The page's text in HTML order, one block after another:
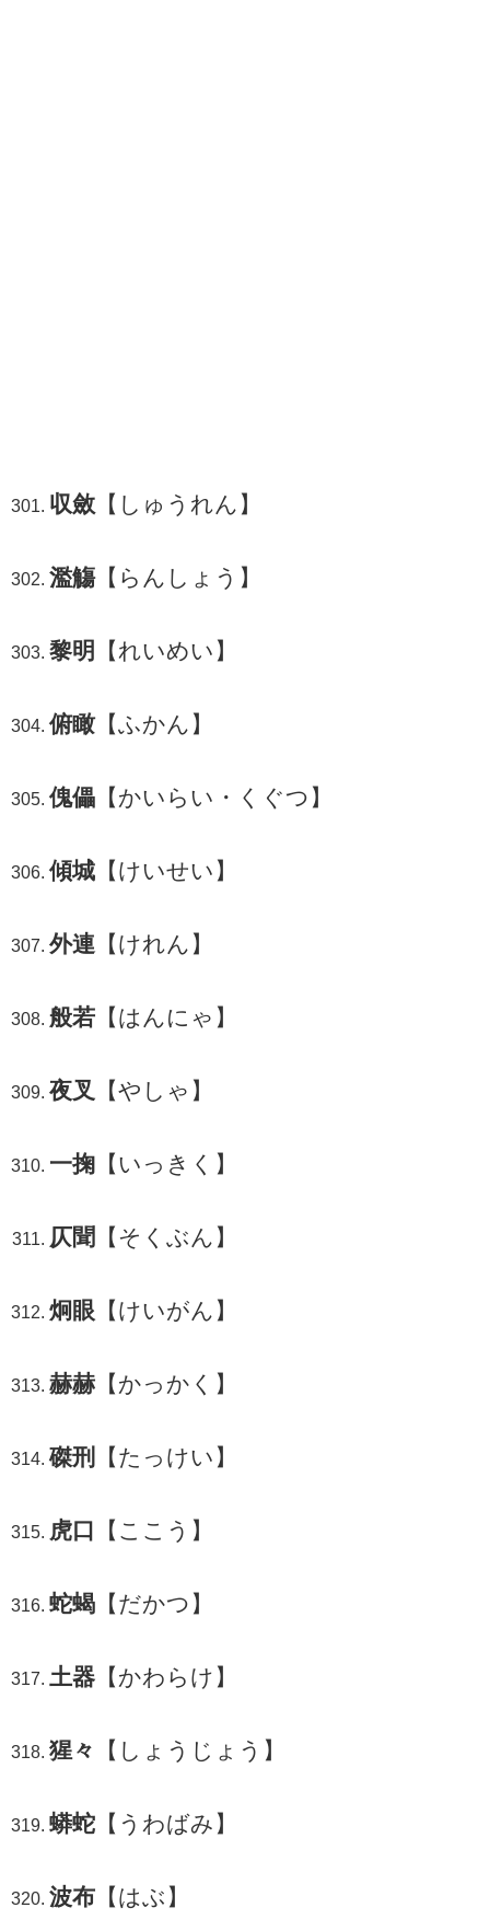
収斂 【しゅうれん】
濫觴【らんしょう】
黎明 【れいめい】
俯瞰【ふかん】
傀儡 【かいらい・くぐつ】
傾城 【けいせい】
外連 【けれん】
般若 【はんにゃ】
夜叉 【やしゃ】
一掬 【いっきく】
仄聞 【そくぶん】
炯眼 【けいがん】
赫赫 【かっかく】
磔刑 【たっけい】
虎口 【ここう】
蛇蝎 【だかつ】
土器 【かわらけ】
猩々 【しょうじょう】
蟒蛇 【うわばみ】
波布 【はぶ】